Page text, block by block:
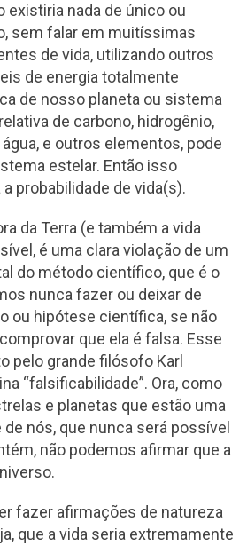
existiria nada de único ou
sem falar em muitíssimas
de vida, utilizando outros
de energia totalmente
de nosso planeta ou sistema
de carbono, hidrogênio,
e outros elementos, pode
estelar. Então isso
probabilidade de vida(s).
da Terra (e também a vida
é uma clara violação de um
do método científico, que é o
nunca fazer ou deixar de
ou hipótese científica, se não
que ela é falsa. Esse
pelo grande filósofo Karl
“falsificabilidade”. Ora, como
e planetas que estão uma
nós, que nunca será possível
não podemos afirmar que a
fazer afirmações de natureza
que a vida seria extremamente